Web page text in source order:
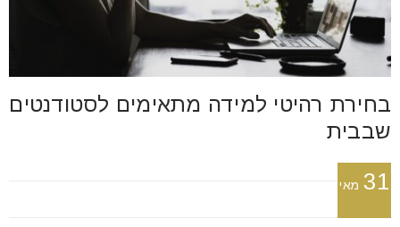
בחירת רהיטי למידה מתאימים לסטודנטים
שבבית
31 מאי